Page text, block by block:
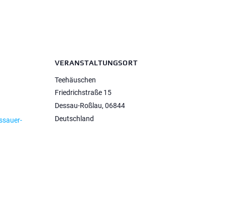
VERANSTALTUNGSORT
Teehäuschen
Friedrichstraße 15
Dessau-Roßlau, 06844
Deutschland